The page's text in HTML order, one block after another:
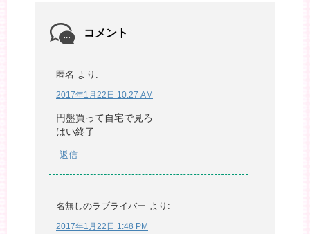
コメント
匿名 より:
2017年1月22日 10:27 AM
円盤買って自宅で見ろ
はい終了
返信
名無しのラブライバー より:
2017年1月22日 1:48 PM